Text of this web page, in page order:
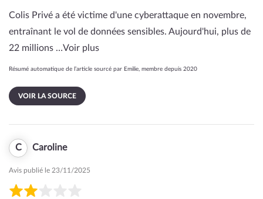
Colis Privé a été victime d'une cyberattaque en novembre,
entraînant le vol de données sensibles. Aujourd'hui, plus de
22 millions …Voir plus
Résumé automatique de l’article sourcé par Emilie, membre depuis 2020
VOIR LA SOURCE
C Caroline
Avis publié le 23/11/2025